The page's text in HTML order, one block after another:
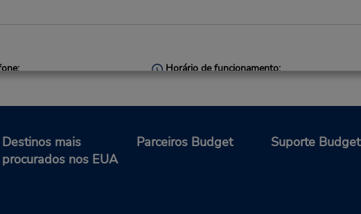
Horário de funcionamento:
Destinos mais
procurados nos EUA
Parceiros Budget Suporte Budget